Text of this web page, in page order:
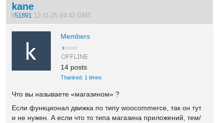
kane
#51891 12-11-25 04:42 GMT
Members
14 posts
Thanked: 1 times
Что вы называете «магазином» ?
Если функционал движка по типу woocommerce, так он тут
и не нужен. А если что то типа магазина приложений, тем/